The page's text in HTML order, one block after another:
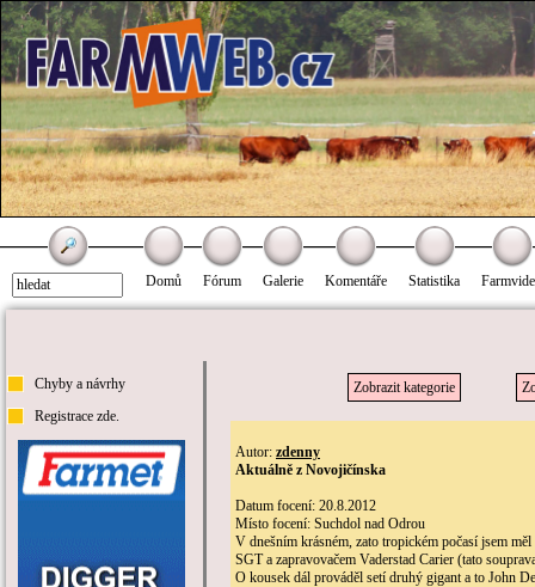
Domů Fórum Galerie Komentáře Statistika
Chyby a návrhy
Registrace zde.
Zobrazit kategorie
Autor: zdenny
Aktuálně z Novojičínska
Datum focení: 20.8.2012
Místo focení: Suchdol nad Odrou
V dnešním krásném, zato tropickém počasí jsem
SGT a zapravovačem Vaderstad Carier (tato
O kousek dál prováděl setí druhý gigant a to John